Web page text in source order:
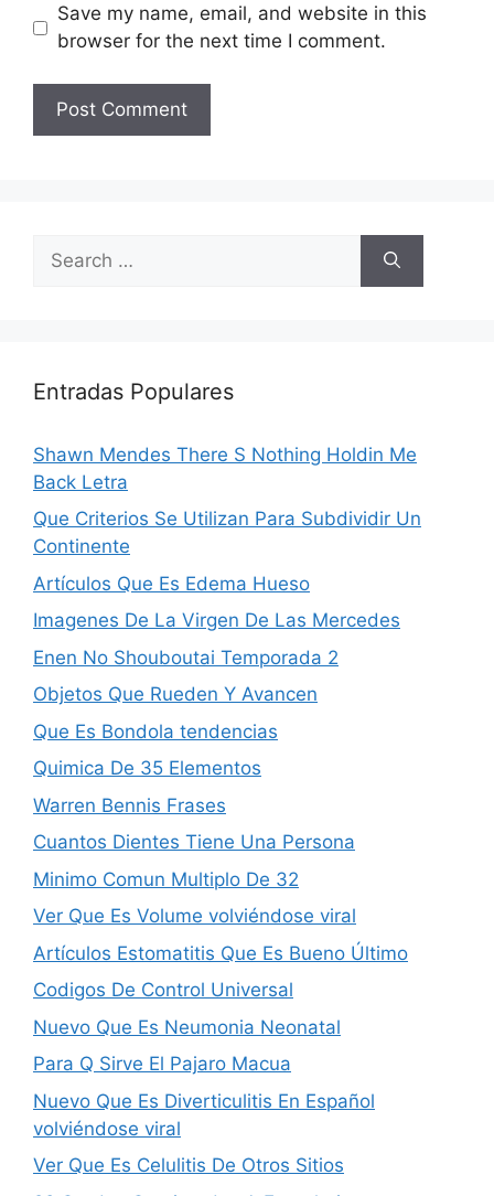
Save my name, email, and website in this
browser for the next time I comment.
for:
Entradas Populares
Shawn Mendes There S Nothing Holdin Me
Back Letra
Que Criterios Se Utilizan Para Subdividir Un
Continente
Artículos Que Es Edema Hueso
Imagenes De La Virgen De Las Mercedes
Enen No Shouboutai Temporada 2
Objetos Que Rueden Y Avancen
Que Es Bondola tendencias
Quimica De 35 Elementos
Warren Bennis Frases
Cuantos Dientes Tiene Una Persona
Minimo Comun Multiplo De 32
Ver Que Es Volume volviéndose viral
Artículos Estomatitis Que Es Bueno Último
Codigos De Control Universal
Nuevo Que Es Neumonia Neonatal
Para Q Sirve El Pajaro Macua
Nuevo Que Es Diverticulitis En Español
volviéndose viral
Ver Que Es Celulitis De Otros Sitios